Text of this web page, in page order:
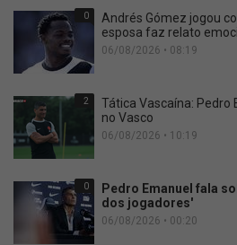
0
Andrés Gómez jogou
esposa faz relato
06/08/2026 • 08:19
2
Tática Vascaína: Pedro
no Vasco
06/08/2026 • 10:19
0
Pedro Emanuel fala
dos jogadores'
06/08/2026 • 00:20